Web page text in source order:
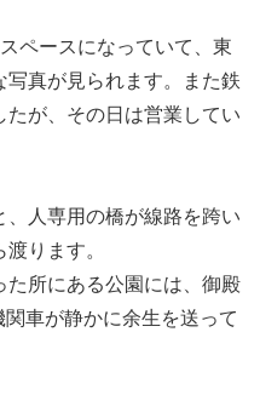
ペースになっていて、東
真が見られます。また鉄
が、その日は営業してい
、人専用の橋が線路を跨い
ります。
所にある公園には、御殿
車が静かに余生を送って